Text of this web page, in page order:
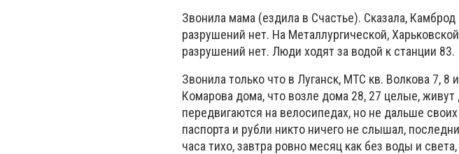
Звонила мама (ездила в Счастье). Сказала,
разрушений нет. На Металлургической,
разрушений нет. Люди ходят за водой к станции 83.
Звонила только что в Луганск, МТС кв. Волкова 7,
Комарова дома, что возле дома 28, 27 целые,
передвигаются на велосипедах, но не дальше
паспорта и рубли никто ничего не слышал,
часа тихо, завтра ровно месяц как без воды и